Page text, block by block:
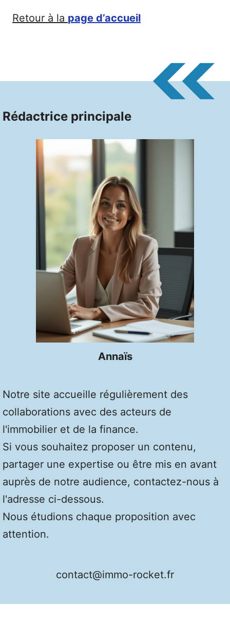
Retour à la page d’accueil
Rédactrice principale
Annaïs
Notre site accueille régulièrement des
collaborations avec des acteurs de
l'immobilier et de la finance.
Si vous souhaitez proposer un contenu,
partager une expertise ou être mis en avant
auprès de notre audience, contactez-nous à
l'adresse ci-dessous.
Nous étudions chaque proposition avec
attention.
contact@immo-rocket.fr